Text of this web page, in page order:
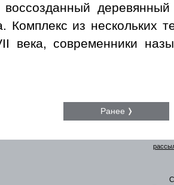
воссозданный
Комплекс из нескольких
века, современники
Ранее